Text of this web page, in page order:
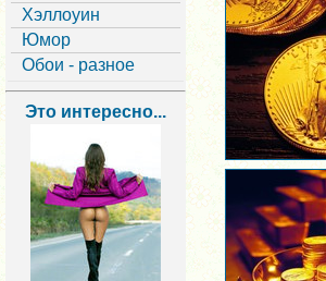
Хэллоуин
Юмор
Обои - разное
Это интересно...